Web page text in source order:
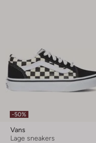
-50%
Vans
Lage sneakers